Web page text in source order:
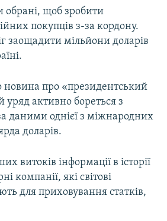
обрані, щоб зробити
покупців з-за кордону.
заощадити мільйони доларів
новина про «президентський
уряд активно бореться з
даними однієї з міжнародних
доларів.
витоків інформації в історії
компанії, які світові
для приховування статків,